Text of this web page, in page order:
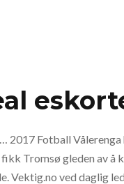
2017 Fotball
Tromsø gleden av å
Vektig.no ved daglig